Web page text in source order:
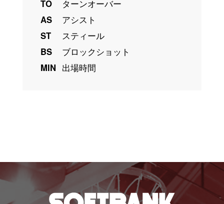
TO
ターンオーバー
AS
アシスト
ST
スティール
BS
ブロックショット
MIN 出場時間